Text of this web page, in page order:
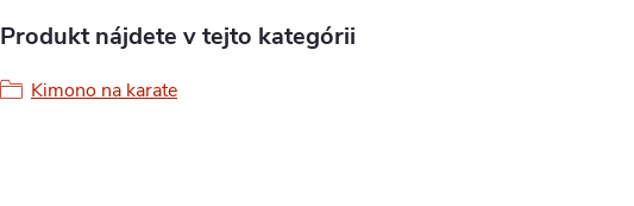
Produkt nájdete v tejto kategórii
Kimono na karate